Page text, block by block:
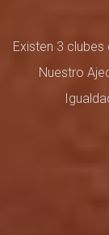
Existen 3
Nuestro